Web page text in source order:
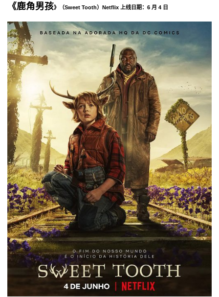
《鹿角男孩》（Sweet Tooth）Netflix 上线日期：6 月 4 日